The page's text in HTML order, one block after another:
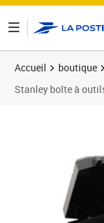
Accueil boutique
Stanley boîte à